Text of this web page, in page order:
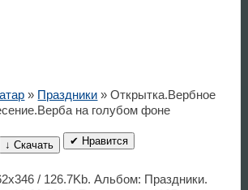
» Праздники » Открытка.Вербное
на голубом фоне
↓ Скачать ✔ Нравится
/ 126.7Kb. Альбом: Праздники.